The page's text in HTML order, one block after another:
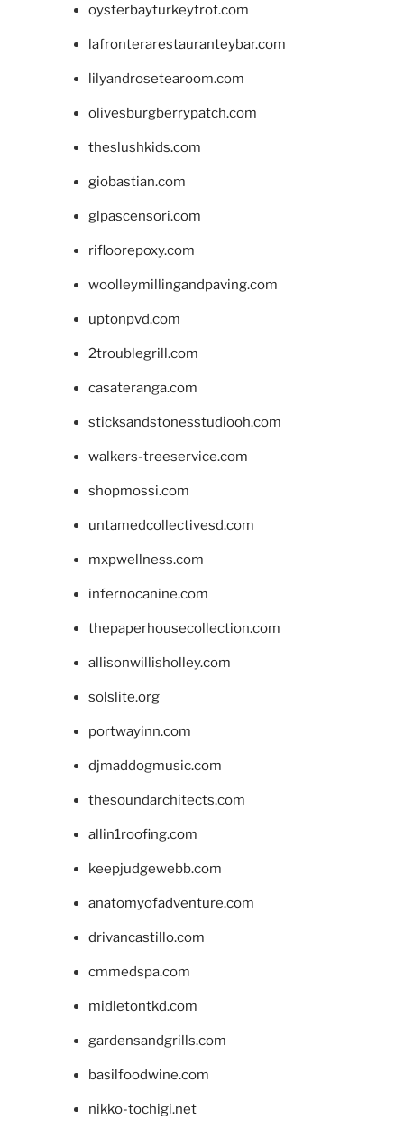
oysterbayturkeytrot.com
lafronterarestauranteybar.com
lilyandrosetearoom.com
olivesburgberrypatch.com
theslushkids.com
giobastian.com
glpascensori.com
rifloorepoxy.com
woolleymillingandpaving.com
uptonpvd.com
2troublegrill.com
casateranga.com
sticksandstonesstudiooh.com
walkers-treeservice.com
shopmossi.com
untamedcollectivesd.com
mxpwellness.com
infernocanine.com
thepaperhousecollection.com
allisonwillisholley.com
solslite.org
portwayinn.com
djmaddogmusic.com
thesoundarchitects.com
allin1roofing.com
keepjudgewebb.com
anatomyofadventure.com
drivancastillo.com
cmmedspa.com
midletontkd.com
gardensandgrills.com
basilfoodwine.com
nikko-tochigi.net